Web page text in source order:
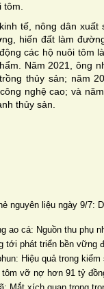
tôm.
tế, nông dân
hiến đất làm
các hộ nuôi tôm
Năm 2021, ông
thủy sản; năm
nghệ cao; và
thủy sản.
nguyên liệu ngày 9/7:
ao cá: Nguồn thu phụ
tới phát triển bền vững
Hiệu quả trong kiểm
tôm vỡ nợ hơn 91 tỷ